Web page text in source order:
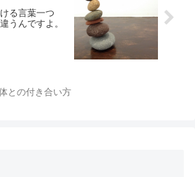
る言葉一つ
うんですよ。
との付き合い方